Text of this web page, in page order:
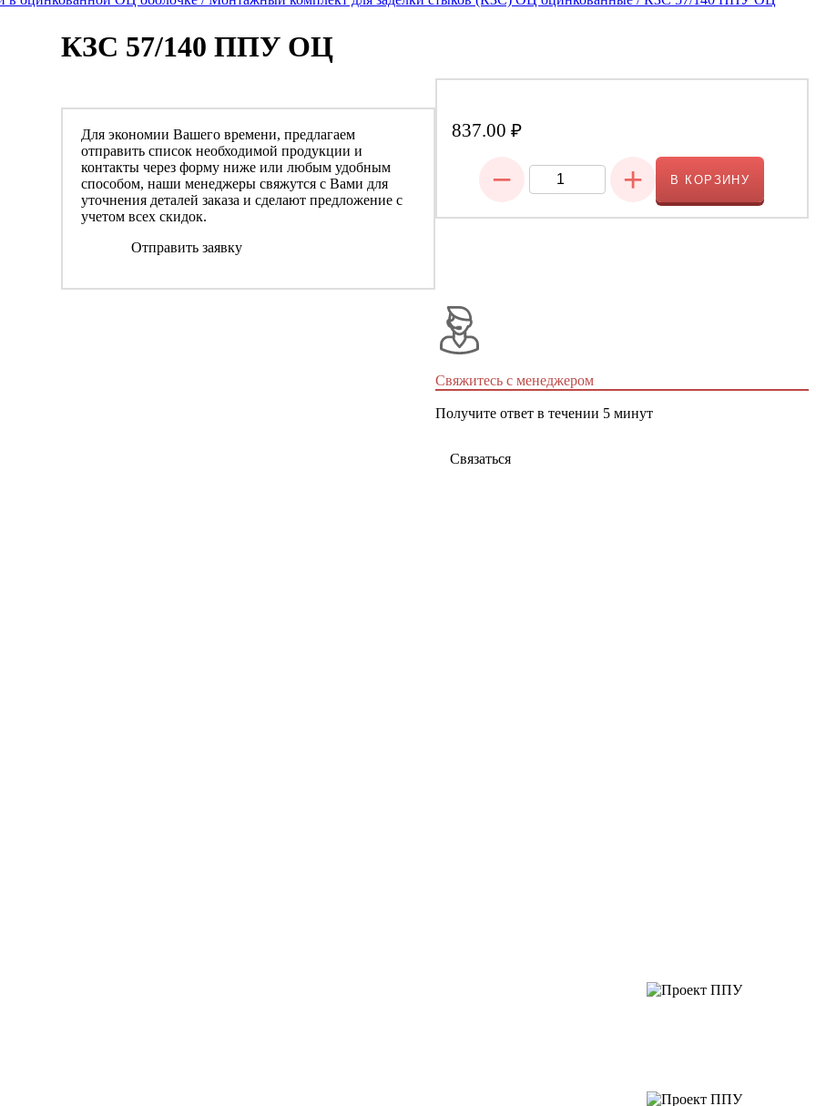
КЗС 57/140 ППУ ОЦ
Для экономии Вашего времени, предлагаем
отправить список необходимой продукции и
контакты через форму ниже или любым удобным
способом, наши менеджеры свяжутся с Вами для
уточнения деталей заказа и сделают предложение с
учетом всех скидок.
Отправить заявку
837.00 ₽
− + В КОРЗИНУ
Свяжитесь с менеджером
Получите ответ в течении 5 минут
Связаться